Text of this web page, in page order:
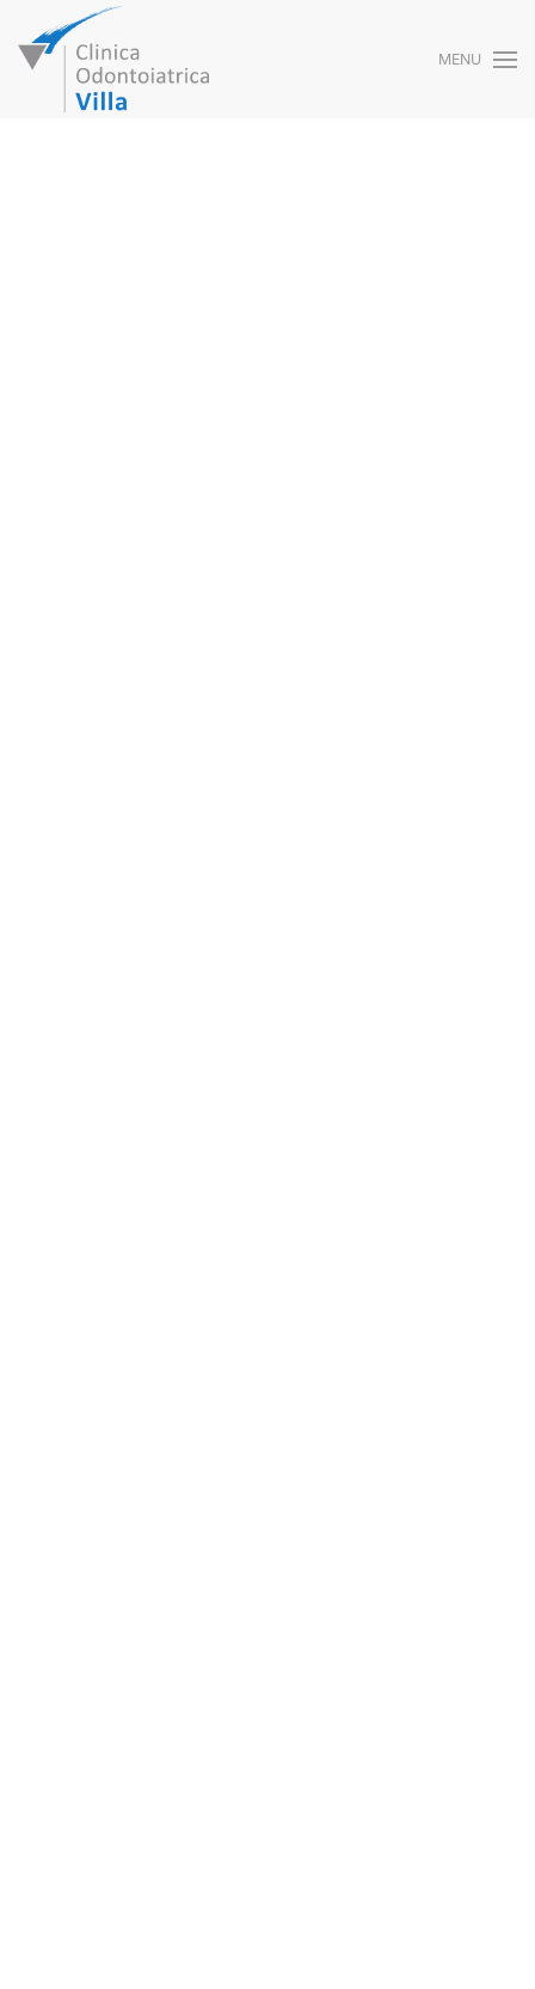
Skip to main content MENU